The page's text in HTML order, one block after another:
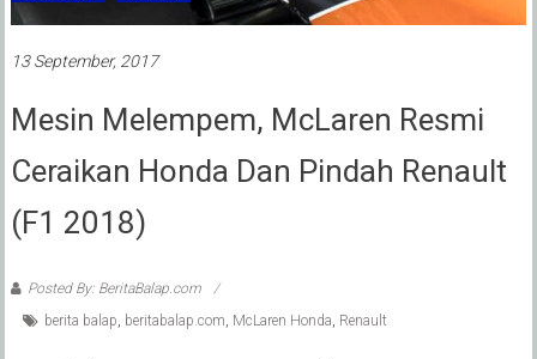
13 September, 2017
Mesin Melempem, McLaren Resmi
Ceraikan Honda Dan Pindah Renault
(F1 2018)
Posted By: BeritaBalap.com
berita balap, beritabalap.com, McLaren Honda, Renault